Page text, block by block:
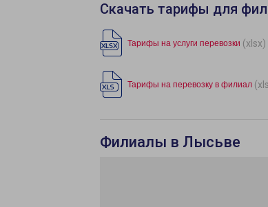
Скачать тарифы для
Тарифы на услуги перевозки (xlsx)
Тарифы на перевозку в филиал
Филиалы в Лысьве